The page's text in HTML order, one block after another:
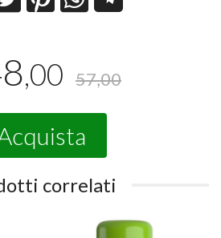
,00 57,00
correlati